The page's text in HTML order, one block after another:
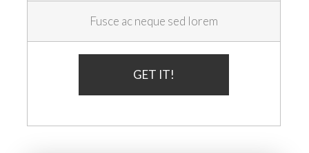
Fusce ac neque sed lorem
GET IT!